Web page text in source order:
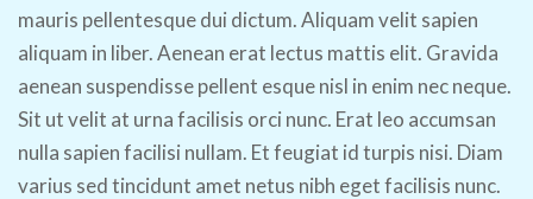
mauris pellentesque dui dictum. Aliquam velit sapien
aliquam in liber. Aenean erat lectus mattis elit. Gravida
aenean suspendisse pellent esque nisl in enim nec neque.
Sit ut velit at urna facilisis orci nunc. Erat leo accumsan
nulla sapien facilisi nullam. Et feugiat id turpis nisi. Diam
varius sed tincidunt amet netus nibh eget facilisis nunc.